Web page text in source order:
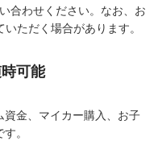
合わせください。なお、お
ただく場合があります。
可能
金、マイカー購入、お子
。